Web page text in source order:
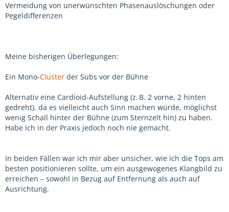
Vermeidung von unerwünschten Phasenauslöschungen oder
Pegeldifferenzen
Meine bisherigen Überlegungen:
Ein Mono-Cluster der Subs vor der Bühne
Alternativ eine Cardioid-Aufstellung (z. B. 2 vorne, 2 hinten
gedreht), da es vielleicht auch Sinn machen würde, möglichst
wenig Schall hinter der Bühne (zum Sternzelt hin) zu haben.
Habe ich in der Praxis jedoch noch nie gemacht.
In beiden Fällen war ich mir aber unsicher, wie ich die Tops am
besten positionieren sollte, um ein ausgewogenes Klangbild zu
erreichen – sowohl in Bezug auf Entfernung als auch auf
Ausrichtung.